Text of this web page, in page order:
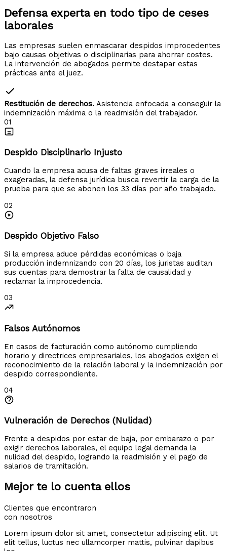
Defensa experta en todo tipo de ceses
laborales
Las empresas suelen enmascarar despidos improcedentes
bajo causas objetivas o disciplinarias para ahorrar costes.
La intervención de abogados permite destapar estas
prácticas ante el juez.
Restitución de derechos. Asistencia enfocada a conseguir la
indemnización máxima o la readmisión del trabajador.
01
Despido Disciplinario Injusto
Cuando la empresa acusa de faltas graves irreales o
exageradas, la defensa jurídica busca revertir la carga de la
prueba para que se abonen los 33 días por año trabajado.
02
Despido Objetivo Falso
Si la empresa aduce pérdidas económicas o baja
producción indemnizando con 20 días, los juristas auditan
sus cuentas para demostrar la falta de causalidad y
reclamar la improcedencia.
03
Falsos Autónomos
En casos de facturación como autónomo cumpliendo
horario y directrices empresariales, los abogados exigen el
reconocimiento de la relación laboral y la indemnización por
despido correspondiente.
04
Vulneración de Derechos (Nulidad)
Frente a despidos por estar de baja, por embarazo o por
exigir derechos laborales, el equipo legal demanda la
nulidad del despido, logrando la readmisión y el pago de
salarios de tramitación.
Mejor te lo cuenta ellos
Clientes que encontraron
con nosotros
Lorem ipsum dolor sit amet, consectetur adipiscing elit. Ut
elit tellus, luctus nec ullamcorper mattis, pulvinar dapibus